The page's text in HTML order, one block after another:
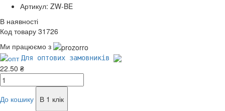
Артикул: ZW-BE
В наявності
Код товару 31726
Ми працюємо з
Для оптових замовників
22.50 ₴
До кошику
В 1 клік